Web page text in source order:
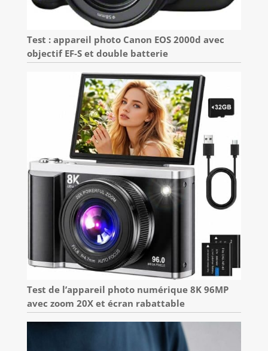
Test : appareil photo Canon EOS 2000d avec
objectif EF-S et double batterie
Test de l’appareil photo numérique 8K 96MP
avec zoom 20X et écran rabattable